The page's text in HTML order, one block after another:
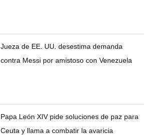
Jueza de EE. UU. desestima demanda
contra Messi por amistoso con Venezuela
Papa León XIV pide soluciones de paz para
Ceuta y llama a combatir la avaricia